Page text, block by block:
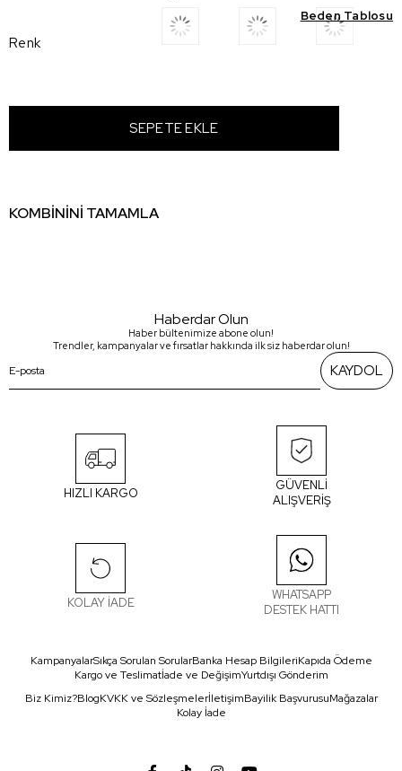
Beden Tablosu
Renk
KOMBİNİNİ TAMAMLA
Haberdar Olun
Haber bültenimize abone olun!
Trendler, kampanyalar ve fırsatlar hakkında ilk siz haberdar olun!
KAYDOL
HIZLI KARGO
GÜVENLİ
ALIŞVERİŞ
KOLAY İADE
WHATSAPP
DESTEK HATTI
KampanyalarSıkça Sorulan SorularBanka Hesap BilgileriKapıda Ödeme
Kargo ve Teslimatİade ve DeğişimYurtdışı Gönderim
Biz Kimiz?BlogKVKK ve SözleşmelerİletişimBayilik BaşvurusuMağazalar
Kolay İade